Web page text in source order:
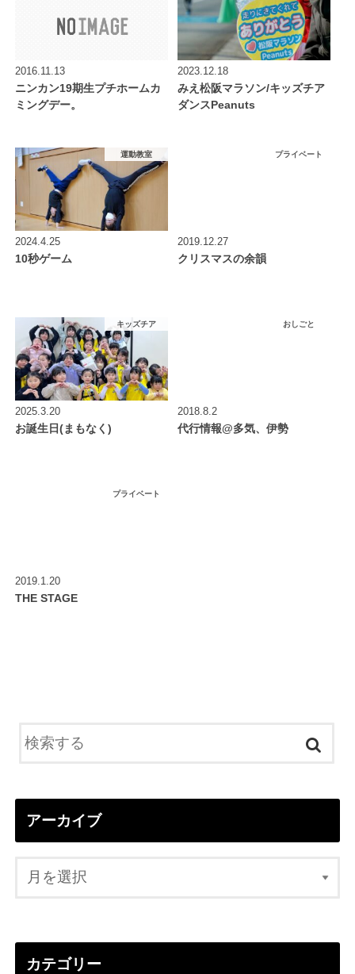
2016.11.13
ニンカン19期生プチホームカ
ミングデー。
2023.12.18
みえ松阪マラソン/キッズチア
ダンスPeanuts
運動教室
2024.4.25
10秒ゲーム
プライベート
2019.12.27
クリスマスの余韻
キッズチア
2025.3.20
お誕生日(まもなく)
おしごと
2018.8.2
代行情報@多気、伊勢
プライベート
2019.1.20
THE STAGE
アーカイブ
カテゴリー